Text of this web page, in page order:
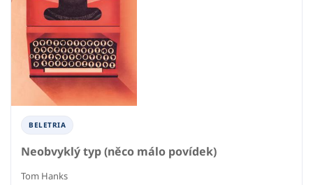
BELETRIA
Neobvyklý typ (něco málo povídek)
Tom Hanks